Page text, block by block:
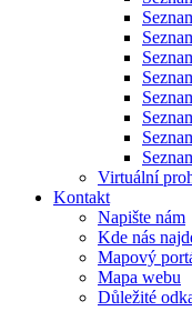
Virtuální
Kontakt
Napište nám
Kde nás
Mapový
Mapa webu
Důležité